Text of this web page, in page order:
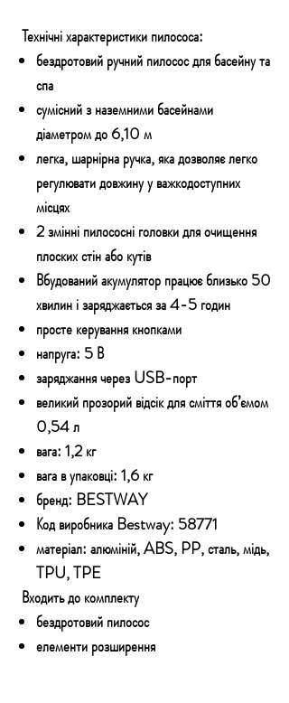
Технічні характеристики пилососа:
бездротовий ручний пилосос для басейну та
спа
сумісний з наземними басейнами
діаметром до 6,10 м
легка, шарнірна ручка, яка дозволяє легко
регулювати довжину у важкодоступних
місцях
2 змінні пилососні головки для очищення
плоских стін або кутів
Вбудований акумулятор працює близько 50
хвилин і заряджається за 4-5 годин
просте керування кнопками
напруга: 5 В
заряджання через USB-порт
великий прозорий відсік для сміття об’ємом
0,54 л
вага: 1,2 кг
вага в упаковці: 1,6 кг
бренд: BESTWAY
Код виробника Bestway: 58771
матеріал: алюміній, ABS, PP, сталь, мідь,
TPU, TPE
Входить до комплекту
бездротовий пилосос
елементи розширення